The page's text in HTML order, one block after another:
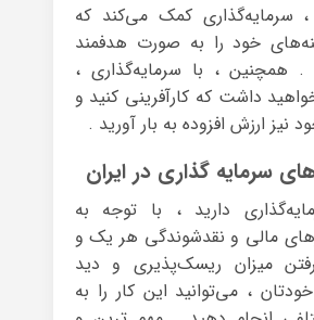
، سرمایه‌گذاری کمک می‌کند که
خود را به صورت هدفمند
. همچنین ، با سرمایه‌گذاری ،
داشت که کارآفرینی کنید و
نیز ارزش افزوده به بار آورید .
سرمایه گذاری در ایران
دارید ، با توجه به
مالی و نقدشوندگی هر یک و
میزان ریسک‌پذیری و دید
، می‌توانید این کار را به